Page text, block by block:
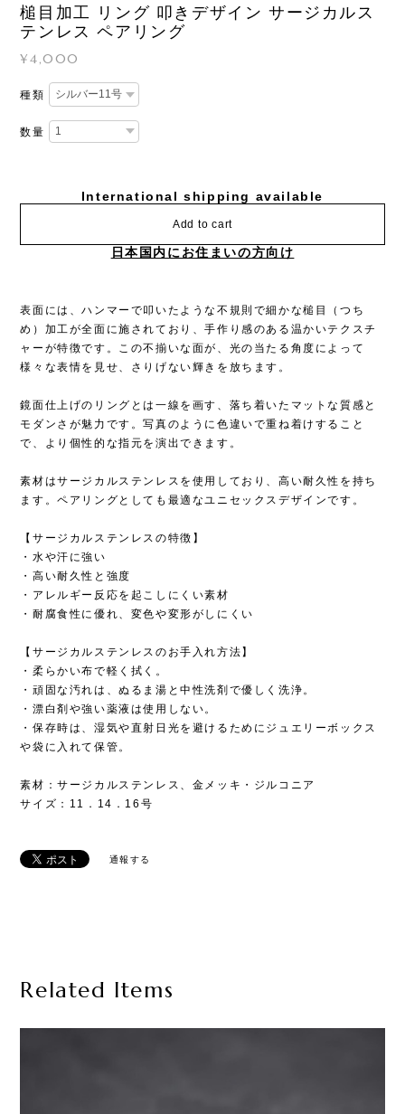
槌目加工 リング 叩きデザイン サージカルス
テンレス ペアリング
¥4,000
種類
数量
International shipping available
Add to cart
日本国内にお住まいの方向け
表面には、ハンマーで叩いたような不規則で細かな槌目（つち
め）加工が全面に施されており、手作り感のある温かいテクスチ
ャーが特徴です。この不揃いな面が、光の当たる角度によって
様々な表情を見せ、さりげない輝きを放ちます。
鏡面仕上げのリングとは一線を画す、落ち着いたマットな質感と
モダンさが魅力です。写真のように色違いで重ね着けすること
で、より個性的な指元を演出できます。
素材はサージカルステンレスを使用しており、高い耐久性を持ち
ます。ペアリングとしても最適なユニセックスデザインです。
【サージカルステンレスの特徴】
・水や汗に強い
・高い耐久性と強度
・アレルギー反応を起こしにくい素材
・耐腐食性に優れ、変色や変形がしにくい
【サージカルステンレスのお手入れ方法】
・柔らかい布で軽く拭く。
・頑固な汚れは、ぬるま湯と中性洗剤で優しく洗浄。
・漂白剤や強い薬液は使用しない。
・保存時は、湿気や直射日光を避けるためにジュエリーボックス
や袋に入れて保管。
素材：サージカルステンレス、金メッキ・ジルコニア
サイズ：11．14．16号
通報する
Related Items